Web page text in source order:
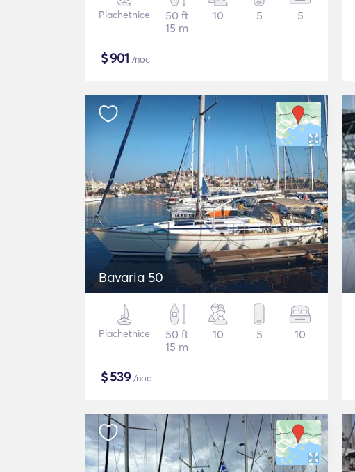
Plachetnice
50 ft
15 m
10 5 5
$901 /noc
Bavaria 50
Plachetnice
50 ft
15 m
10 5 10
$539/noc